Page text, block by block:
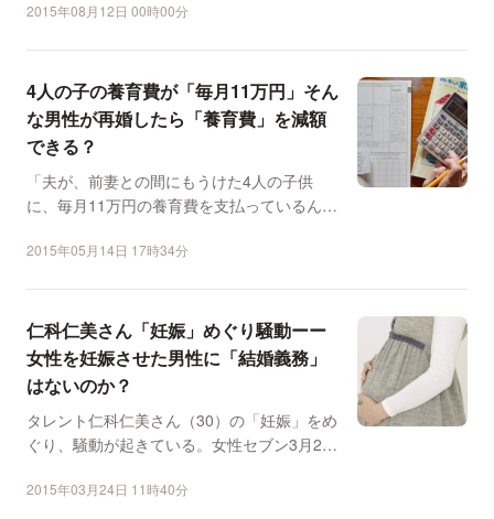
2015年08月12日 00時00分
4人の子の養育費が「毎月11万円」そん
な男性が再婚したら「養育費」を減額
できる？
「夫が、前妻との間にもうけた4人の子供
に、毎月11万円の養育費を支払っているんで
2015年05月14日 17時34分
仁科仁美さん「妊娠」めぐり騒動ーー
女性を妊娠させた男性に「結婚義務」
はないのか？
タレント仁科仁美さん（30）の「妊娠」をめ
ぐり、騒動が起きている。女性セブン3月26
2015年03月24日 11時40分